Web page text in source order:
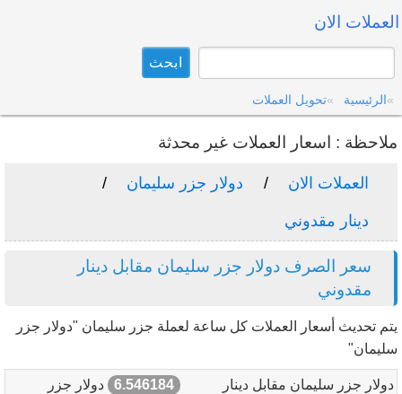
العملات الان
الرئيسية تحويل العملات
ملاحظة : اسعار العملات غير محدثة
العملات الان دولار جزر سليمان
دينار مقدوني
سعر الصرف دولار جزر سليمان مقابل دينار
مقدوني
يتم تحديث أسعار العملات كل ساعة لعملة جزر سليمان "دولار جزر
سليمان"
دولار جزر سليمان مقابل دينار
6.546184
دولار جزر